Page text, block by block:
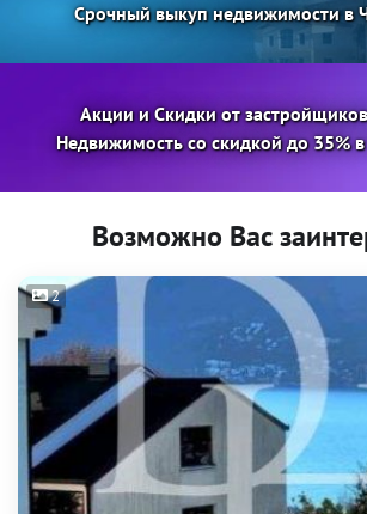
Срочный выкуп недвижимости в
Акции и Скидки от
Недвижимость со скидкой до 35%
Возможно Вас
2